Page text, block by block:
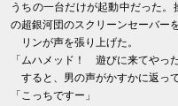
うちの一台だけが起動中だった
の超銀河団のスクリーンセーバー
リンが声を張り上げた。
「ムハメッド！ 遊びに来てやった
すると、男の声がかすかに返って
「こっちですー」